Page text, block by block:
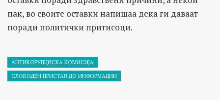
пак, во своите оставки напишаа дека ги даваат
поради политички притисоци.
АНТИКОРУПЦИСКА КОМИСИЈА
СЛОБОДЕН ПРИСТАП ДО ИНФОРМАЦИИ